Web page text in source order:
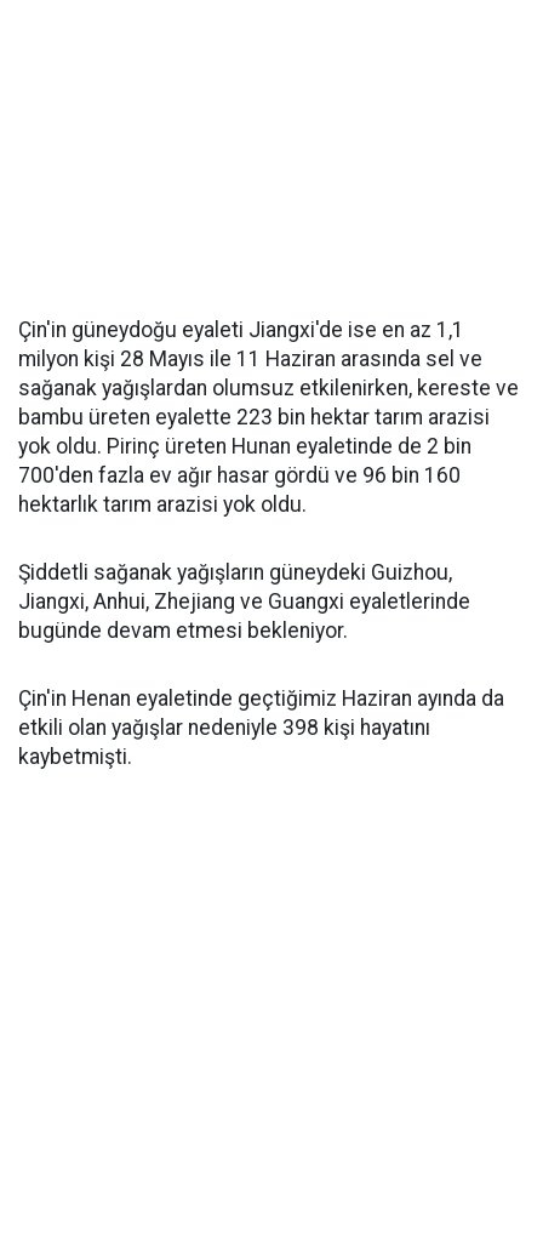
Çin'in güneydoğu eyaleti Jiangxi'de ise en az 1,1
milyon kişi 28 Mayıs ile 11 Haziran arasında sel ve
sağanak yağışlardan olumsuz etkilenirken, kereste ve
bambu üreten eyalette 223 bin hektar tarım arazisi
yok oldu. Pirinç üreten Hunan eyaletinde de 2 bin
700'den fazla ev ağır hasar gördü ve 96 bin 160
hektarlık tarım arazisi yok oldu.
Şiddetli sağanak yağışların güneydeki Guizhou,
Jiangxi, Anhui, Zhejiang ve Guangxi eyaletlerinde
bugünde devam etmesi bekleniyor.
Çin'in Henan eyaletinde geçtiğimiz Haziran ayında da
etkili olan yağışlar nedeniyle 398 kişi hayatını
kaybetmişti.